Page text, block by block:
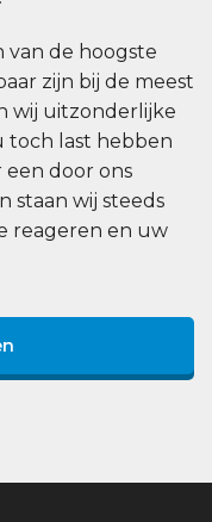
de hoogste
zijn bij de meest
wij uitzonderlijke
toch last hebben
een door ons
staan ​​wij steeds
reageren en uw